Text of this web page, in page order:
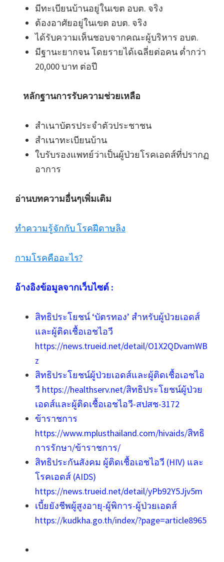
มีทะเบียนบ้านอยู่ในเขต อบต. จริง
ต้องอาศัยอยู่ในเขต อบต. จริง
ได้รับความเห็นชอบจากคณะผู้บริหาร อบต.
มีฐานะยากจน โดยรายได้เฉลี่ยต่อคน ต่ำกว่า
20,000 บาท ต่อปี
หลักฐานการรับความช่วยเหลือ
สำเนาบัตรประจำตัวประชาชน
สำเนาทะเบียนบ้าน
ใบรับรองแพทย์ว่าเป็นผู้ป่วยโรคเอดส์ที่ปรากฏ
อาการ
อ่านบทความอื่นๆเพิ่มเติม
ทำความรู้จักกับ โรคฝีดาษลิง
กามโรคคืออะไร?
อ้างอิงข้อมูลจากเว็บไซต์ :
สิทธิประโยชน์ ‘บัตรทอง’ สำหรับผู้ป่วยเอดส์
และผู้ติดเชื้อเอชไอวี
https://news.trueid.net/detail/O1X2QDvamWB
z
สิทธิประโยชน์ผู้ป่วยเอดส์และผู้ติดเชื้อเอชไอ
วี https://healthserv.net/สิทธิประโยชน์ผู้ป่วย
เอดส์และผู้ติดเชื้อเอชไอวี-สปสช-3172
ข้าราชการ
https://www.mplusthailand.com/hivaids/สิทธิ
การรักษา/ข้าราชการ/
สิทธิประกันสังคม ผู้ติดเชื้อเอชไอวี (HIV) และ
โรคเอดส์ (AIDS)
https://news.trueid.net/detail/yPb92Y5Jjv5m
เบี้ยยังชีพผู้สูงอายุ-ผู้พิการ-ผู้ป่วยเอดส์
https://kudkha.go.th/index/?page=article8965